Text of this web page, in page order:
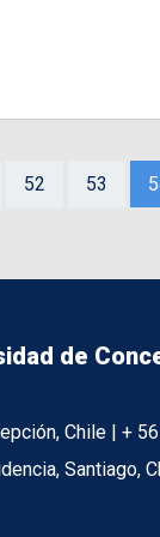
52 53
de
Chile | +
Santiago,